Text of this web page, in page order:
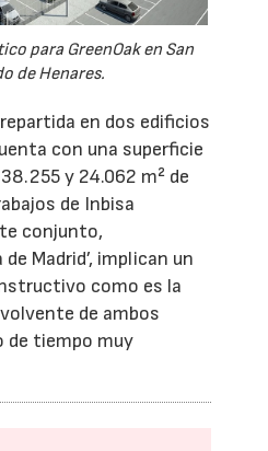
para GreenOak en San
de Henares.
en dos edificios
con una superficie
y 24.062 m² de
de Inbisa
conjunto,
Madrid’, implican un
como es la
de ambos
de tiempo muy